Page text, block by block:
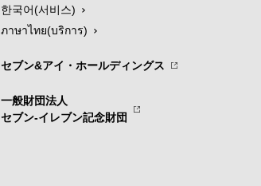
한국어(서비스)
ภาษาไทย(บริการ)
セブン&アイ・ホールディングス
一般財団法人
セブン-イレブン記念財団